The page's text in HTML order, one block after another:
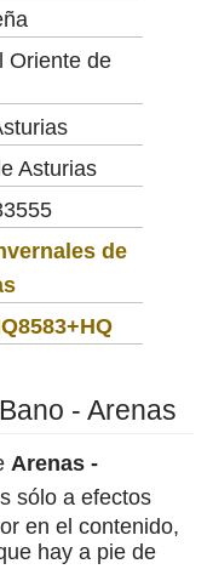
Oriente de
Asturias
de
- Arenas
Arenas -
sólo a efectos
en el contenido,
hay a pie de